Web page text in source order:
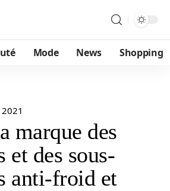
Mode News Shopping
marque des
et des sous-
anti-froid et